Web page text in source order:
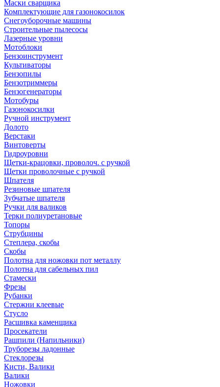
Маски сварщика
Комплектующие для газонокосилок
Снегоуборочные машины
Строительные пылесосы
Лазерные уровни
Мотоблоки
Бензоинструмент
Культиваторы
Бензопилы
Бензотриммеры
Бензогенераторы
Мотобуры
Газонокосилки
Ручной инструмент
Долото
Верстаки
Винтоверты
Гидроуровни
Щетки-крацовки, проволоч. с ручкой
Щетки проволочные с ручкой
Шпателя
Резиновые шпателя
Зубчатые шпателя
Ручки для валиков
Терки полиуретановые
Топоры
Струбцины
Степлера, скобы
Скобы
Полотна для ножовки пот металлу
Полотна для сабельных пил
Стамески
Фрезы
Рубанки
Стержни клеевые
Стусло
Расшивка каменщика
Просекатели
Рашпили (Напильники)
Труборезы ладонные
Стеклорезы
Кисти, Валики
Валики
Ножовки